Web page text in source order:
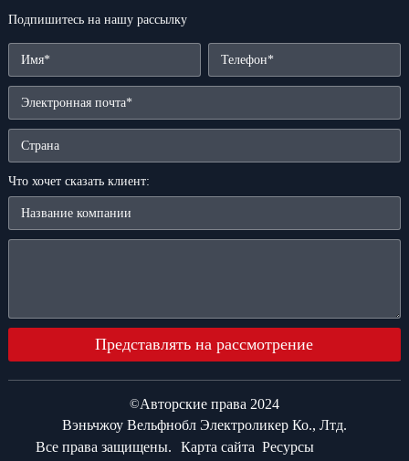
Подпишитесь на нашу рассылку
Что хочет сказать клиент:
Представлять на рассмотрение
©Авторские права 2024
Вэньчжоу Вельфнобл Электроликер Ко., Лтд.
Все права защищены.
Карта сайта Ресурсы